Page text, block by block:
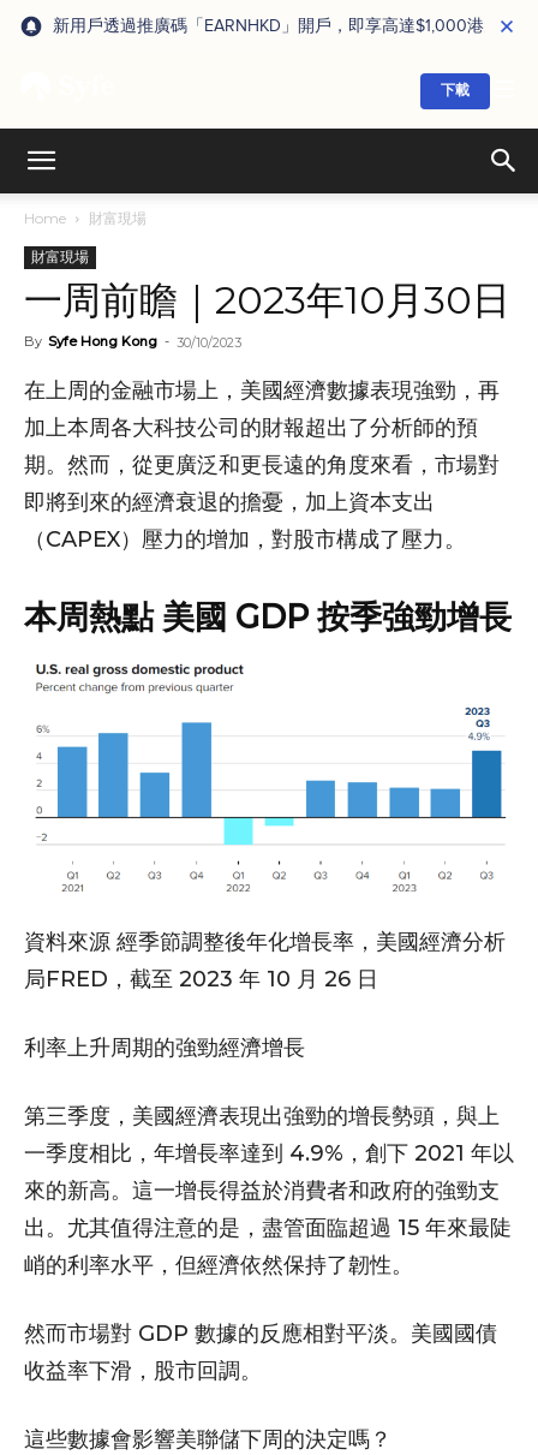
新用戶透過推廣碼「EARNHKD」開戶，即享高達$1,000港元獎賞
下載
Home 財富現場
財富現場
一周前瞻｜2023年10月30日
By Syfe Hong Kong - 30/10/2023
在上周的金融市場上，美國經濟數據表現強勁，再
加上本周各大科技公司的財報超出了分析師的預
期。然而，從更廣泛和更長遠的角度來看，市場對
即將到來的經濟衰退的擔憂，加上資本支出
（CAPEX）壓力的增加，對股市構成了壓力。
本周熱點 美國 GDP 按季強勁增長
資料來源 經季節調整後年化增長率，美國經濟分析
局FRED，截至 2023 年 10 月 26 日
利率上升周期的強勁經濟增長
第三季度，美國經濟表現出強勁的增長勢頭，與上
一季度相比，年增長率達到 4.9%，創下 2021 年以
來的新高。這一增長得益於消費者和政府的強勁支
出。尤其值得注意的是，盡管面臨超過 15 年來最陡
峭的利率水平，但經濟依然保持了韌性。
然而市場對 GDP 數據的反應相對平淡。美國國債
收益率下滑，股市回調。
這些數據會影響美聯儲下周的決定嗎？